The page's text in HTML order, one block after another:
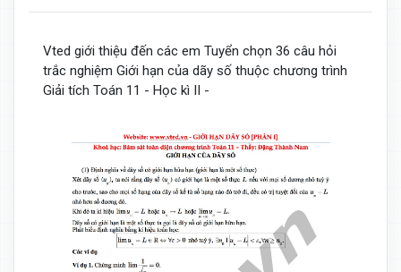
Vted giới thiệu đến các em Tuyển chọn 36 câu hỏi
trắc nghiệm Giới hạn của dãy số thuộc chương trình
Giải tích Toán 11 - Học kì II -